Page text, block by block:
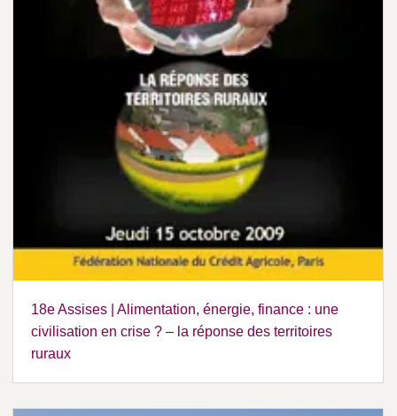
18e Assises | Alimentation, énergie, finance : une
civilisation en crise ? – la réponse des territoires
ruraux